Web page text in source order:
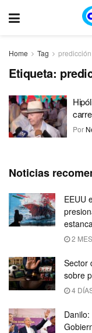
Home Tag predicción
Etiqueta:
Por
Noticias
EEUU
2
Sector
sobre
4